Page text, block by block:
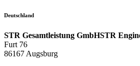
Deutschland
STR Gesamtleistung GmbHSTR
Furt 76
86167 Augsburg